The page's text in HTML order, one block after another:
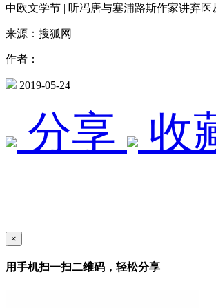
中欧文学节 | 听冯唐与塞浦路斯作家讲弃医
来源：搜狐网
作者：
2019-05-24
分享 收
×
用手机扫一扫二维码，轻松分享